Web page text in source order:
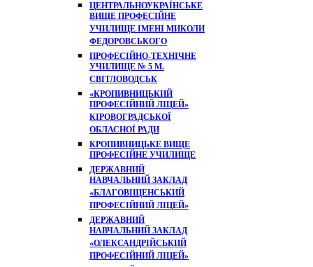
ЦЕНТРАЛЬНОУКРАЇНСЬКЕ
ВИЩЕ ПРОФЕСІЙНЕ
УЧИЛИЩЕ ІМЕНІ МИКОЛИ
ФЕДОРОВСЬКОГО
ПРОФЕСІЙНО-ТЕХНІЧНЕ
УЧИЛИЩЕ № 5 М.
СВІТЛОВОДСЬК
«КРОПИВНИЦЬКИЙ
ПРОФЕСІЙНИЙ ЛІЦЕЙ»
КІРОВОГРАДСЬКОЇ
ОБЛАСНОЇ РАДИ
КРОПИВНИЦЬКЕ ВИЩЕ
ПРОФЕСІЙНЕ УЧИЛИЩЕ
ДЕРЖАВНИЙ
НАВЧАЛЬНИЙ ЗАКЛАД
«БЛАГОВІЩЕНСЬКИЙ
ПРОФЕСІЙНИЙ ЛІЦЕЙ»
ДЕРЖАВНИЙ
НАВЧАЛЬНИЙ ЗАКЛАД
«ОЛЕКСАНДРІЙСЬКИЙ
ПРОФЕСІЙНИЙ ЛІЦЕЙ»